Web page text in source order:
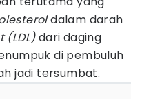
dalam darah
(LDL)dari daging
di pembuluh
jadi tersumbat.